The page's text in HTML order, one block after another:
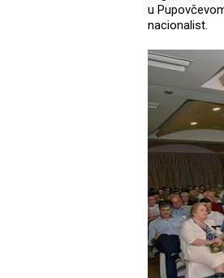
u
nacionalist.